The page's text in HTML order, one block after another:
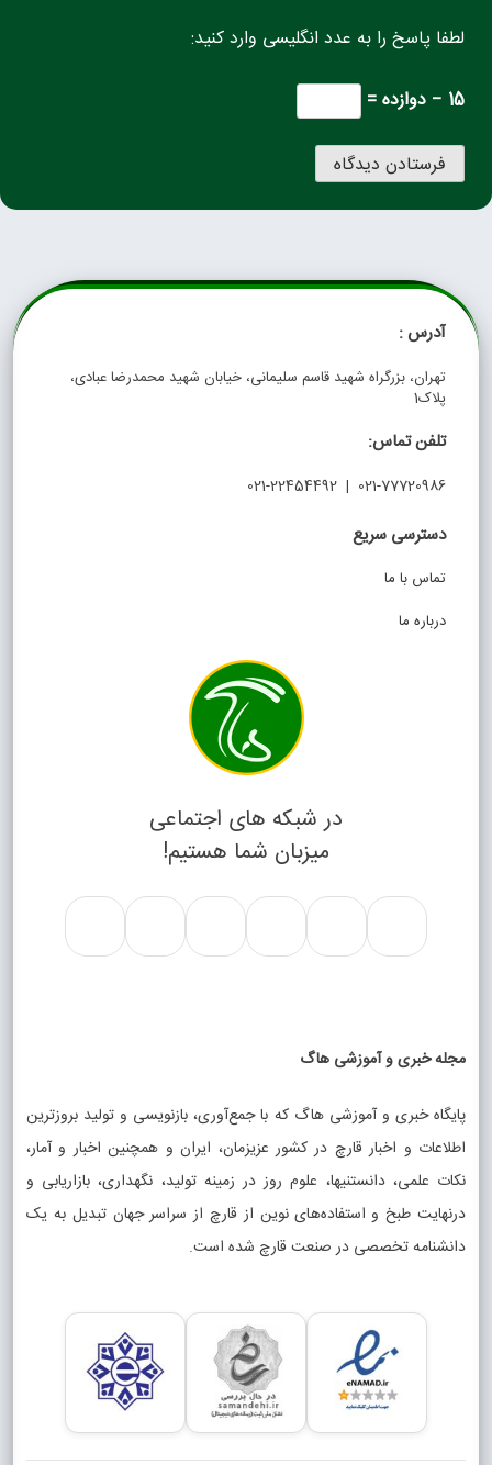
لطفا پاسخ را به عدد انگلیسی وارد کنید:
15 − دوازده =
آدرس :
تهران، بزرگراه شهید قاسم سلیمانی، خیابان شهید محمدرضا عبادی،
پلاک1
تلفن تماس:
021-77720986 | 021-22454492
دسترسی سریع
تماس با ما
درباره ما
در شبکه های اجتماعی
میزبان شما هستیم!
مجله خبری و آموزشی هاگ
پایگاه خبری و آموزشی هاگ که با جمع‌آوری، بازنویسی و تولید بروزترین
اطلاعات و اخبار قارچ در کشور عزیزمان، ایران و همچنین اخبار و آمار،
نکات علمی، دانستنیها، علوم روز در زمینه تولید، نگهداری، بازاریابی و
درنهایت طبخ و استفاده‌های نوین از قارچ از سراسر جهان تبدیل به یک
دانشنامه تخصصی در صنعت قارچ شده است.